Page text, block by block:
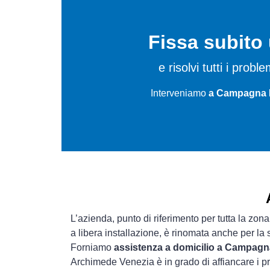
Fissa subito
e risolvi tutti i
Interveniamo a Campagna
L’azienda, punto di riferimento per tutta la
a libera installazione, è rinomata anche per la
Forniamo assistenza a domicilio a
Archimede Venezia è in grado di affiancare i